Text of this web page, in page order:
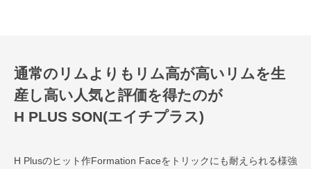
通常のリムよりもリム高が高いリムを生
産し高い人気と評価を得たのが
H PLUS SON(エイチプラス)
H Plusのヒット作Formation Faceをトリックにも耐えられる様強